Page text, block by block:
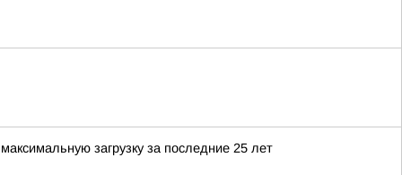
загрузку за последние 25 лет